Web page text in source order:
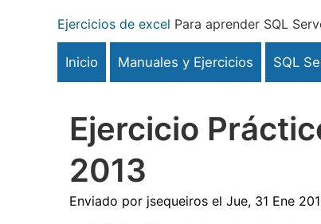
contenido
Ejercicios de excel Para aprender SQL
Inicio Manuales y Ejercicios SQL
Ejercicio
2013
Enviado por jsequeiros el Jue, 31 Ene